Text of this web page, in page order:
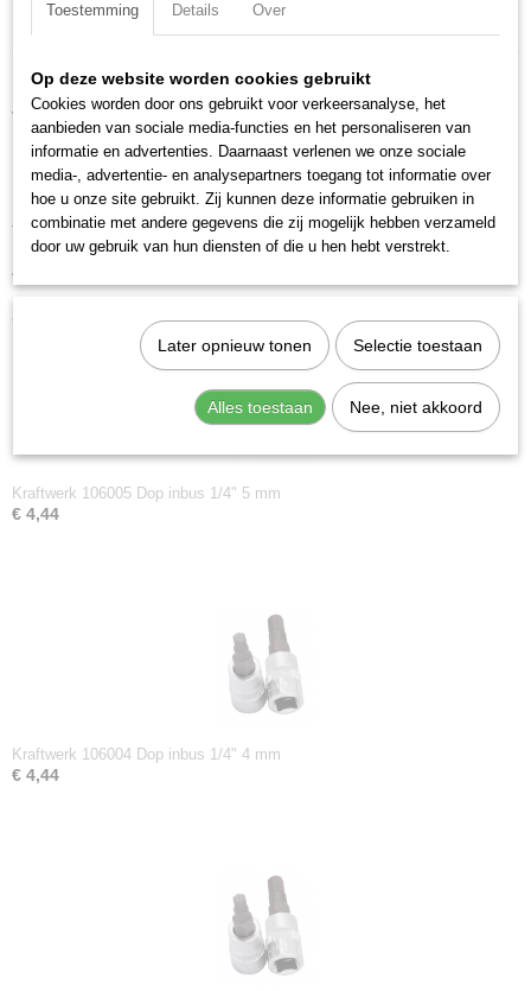
Specificaties
106007
EAN code
7612206031745
Productcode leverancier
106007
Omschrijving
Voorzien van gekartelde rand.
Uitvoering: Inbus
Materiaal: S2 Staal
Totale lengte: 38 mm
Aandrijfgrootte: 1/4 inch
Ook interessant
Kraftwerk 106005 Dop inbus 1/4" 5 mm
€ 4,44
Kraftwerk 106004 Dop inbus 1/4" 4 mm
€ 4,44
Toestemming Details Over
Op deze website worden cookies gebruikt
Cookies worden door ons gebruikt voor verkeersanalyse, het
aanbieden van sociale media-functies en het personaliseren van
informatie en advertenties. Daarnaast verlenen we onze sociale
media-, advertentie- en analysepartners toegang tot informatie over
hoe u onze site gebruikt. Zij kunnen deze informatie gebruiken in
combinatie met andere gegevens die zij mogelijk hebben verzameld
door uw gebruik van hun diensten of die u hen hebt verstrekt.
Later opnieuw tonen Selectie toestaan
Alles toestaan Nee, niet akkoord